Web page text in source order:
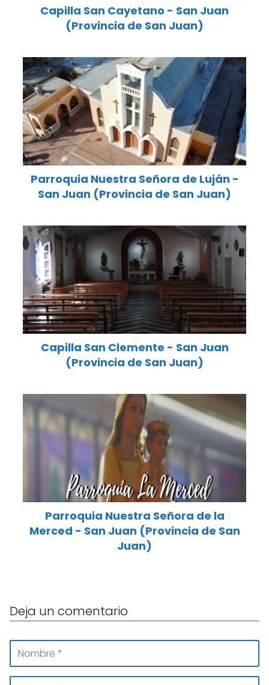
Capilla San Cayetano - San Juan
(Provincia de San Juan)
Parroquia Nuestra Señora de Luján -
San Juan (Provincia de San Juan)
Capilla San Clemente - San Juan
(Provincia de San Juan)
Parroquia Nuestra Señora de la
Merced - San Juan (Provincia de San
Juan)
Deja un comentario